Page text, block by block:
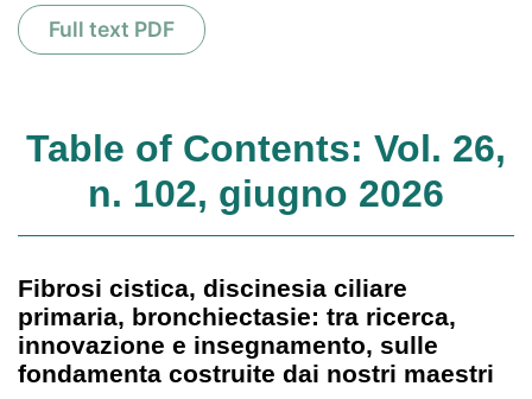
Full text PDF
Table of Contents: Vol. 26,
n. 102, giugno 2026
Fibrosi cistica, discinesia ciliare
primaria, bronchiectasie: tra ricerca,
innovazione e insegnamento, sulle
fondamenta costruite dai nostri maestri